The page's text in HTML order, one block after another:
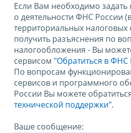
Если Вам необходимо задать
о деятельности ФНС России
территориальных налоговых
получить разъяснения по
налогообложения - Вы
сервисом "Обратиться в ФНС
По вопросам
сервисов и программного
России Вы можете
технической поддержки".
Ваше сообщение: